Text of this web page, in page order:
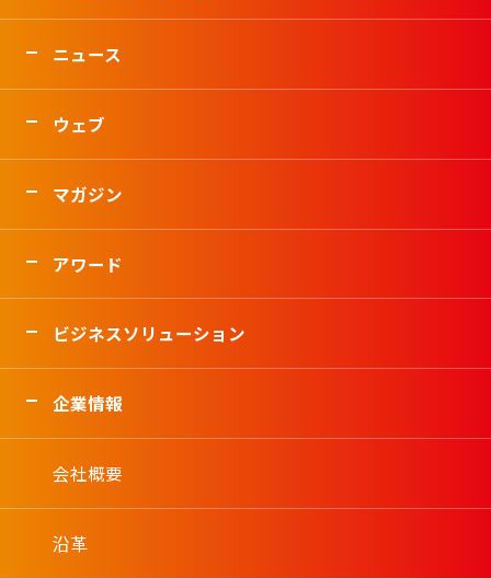
ニュース
ウェブ
マガジン
アワード
ビジネスソリューション
企業情報
会社概要
沿革